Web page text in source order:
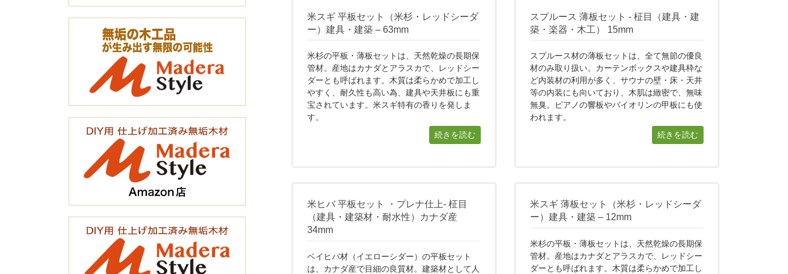
米スギ 平板セット（米杉・レッドシーダ
ー）建具・建築 – 63mm
米杉の平板・薄板セットは、天然乾燥の長期保
管材。産地はカナダとアラスカで、レッドシー
ダーとも呼ばれます。木質は柔らかめで加工し
やすく、耐久性も高い為、建具や天井板にも重
宝されています。米スギ特有の香りを発しま
す。
続きを読む
スプルース 薄板セット - 柾目（建具・建
築・楽器・木工） 15mm
スプルース材の薄板セットは、全て無節の優良
材のみ取り扱い。カーテンボックスや建具枠な
ど内装材の利用が多く、サウナの壁・床・天井
等の内装にも向いており、木肌は緻密で、無味
無臭。ピアノの響板やバイオリンの甲板にも使
われます。
続きを読む
米ヒバ 平板セット ・プレナ仕上- 柾目
（建具・建築材・耐水性）カナダ産
34mm
ベイヒバ材（イエローシダー）の平板セット
は、カナダ産で目細の良質材。建築材として人
米スギ 薄板セット（米杉・レッドシーダ
ー）建具・建築 – 12mm
米杉の平板・薄板セットは、天然乾燥の長期保
管材。産地はカナダとアラスカで、レッドシー
ダーとも呼ばれます。木質は柔らかめで加工し